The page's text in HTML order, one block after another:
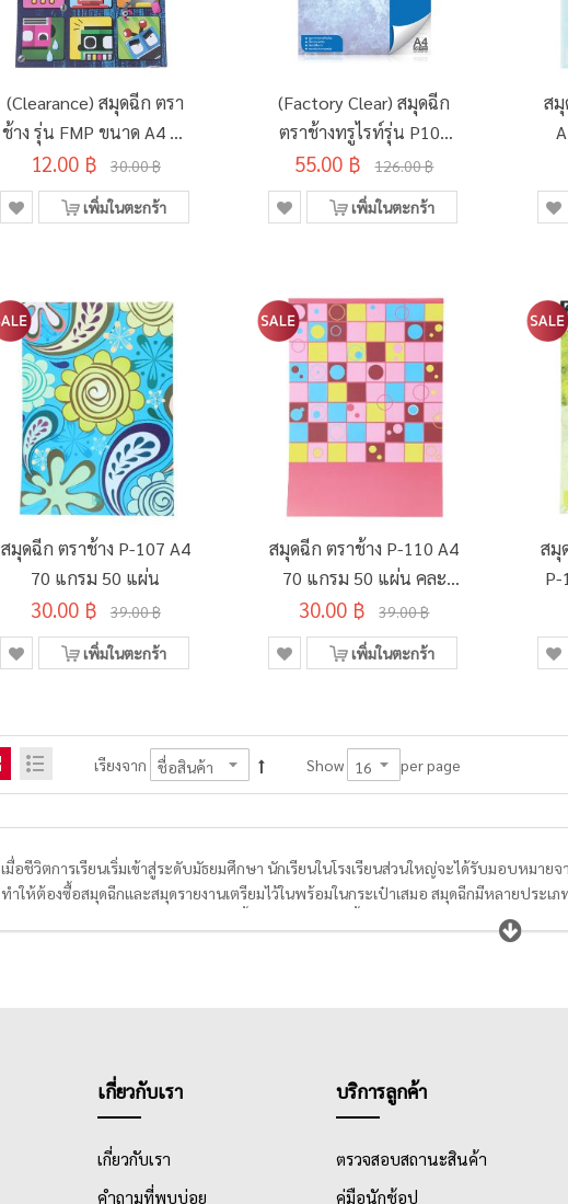
(Clearance) สมุดฉีก ตรา
ช้าง รุ่น FMP ขนาด A4 70
แกรม 50 แผ่น
(SD134495)
12.00 ฿ 30.00 ฿
เพิ่มในตะกร้า
(Factory Clear) สมุดฉีก
ตราช้างทรูไรท์รุ่น P101
70แกรม 50แผ่น (3เล่ม/
แพ็ค)
55.00 ฿ 126.00 ฿
เพิ่มในตะกร้า
สมุ
สมุดฉีก ตราช้าง P-107 A4
70 แกรม 50 แผ่น
30.00 ฿ 39.00 ฿
เพิ่มในตะกร้า
สมุดฉีก ตราช้าง P-110 A4
70 แกรม 50 แผ่น คละ
ลาย
30.00 ฿ 39.00 ฿
เพิ่มในตะกร้า
สมุ
P-
เรียงจาก Show per page
เมื่อชีวิตการเรียนเริ่มเข้าสู่ระดับมัธยมศึกษา นักเรียนในโรงเรียนส่วนใหญ่จะได้รับมอบหมา
ทำให้ต้องซื้อสมุดฉีกและสมุดรายงานเตรียมไว้ในพร้อมในกระเป๋าเสมอ สมุดฉีกมีหลายประเภ
งานเขียนการบ้าน เขียนรายงานส่งครู มีทั้งแบบมีเส้นสีแดงกั้นหน้าและไม่มีเส้น นักเรียนสามา
เหมาะกับการเรียนวิชาเลขเป็นอย่างมาก เหมาะกับการใช้ในการสร้างกราฟ หรือแผนผังต่า
เกี่ยวกับเรา
เกี่ยวกับเรา
คำถามที่พบบ่อย
บริการลูกค้า
ตรวจสอบสถานะสินค้า
คู่มือนักช้อป